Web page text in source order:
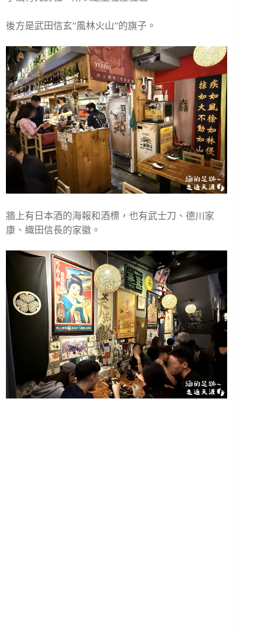
後方是武田信玄”風林火山”的旗子。
牆上有日本酒的海報和酒標，也有武士刀、德川家
康、織田信長的家徽。